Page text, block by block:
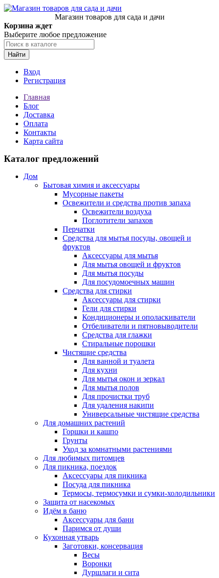
Магазин товаров для сада и дачи
Корзина ждет
Выберите любое предложение
Найти
Вход
Регистрация
Главная
Блог
Доставка
Оплата
Контакты
Карта сайта
Каталог предложений
Дом
Бытовая химия и аксессуары
Мусорные пакеты
Освежители и средства против запаха
Освежители воздуха
Поглотители запахов
Перчатки
Средства для мытья посуды, овощей и
фруктов
Аксессуары для мытья
Для мытья овощей и фруктов
Для мытья посуды
Для посудомоечных машин
Средства для стирки
Аксессуары для стирки
Гели для стирки
Кондиционеры и ополаскиватели
Отбеливатели и пятновыводители
Средства для глажки
Стиральные порошки
Чистящие средства
Для ванной и туалета
Для кухни
Для мытья окон и зеркал
Для мытья полов
Для прочистки труб
Для удаления накипи
Универсальные чистящие средства
Для домашних растений
Горшки и кашпо
Грунты
Уход за комнатными растениями
Для любимых питомцев
Для пикника, поездок
Аксессуары для пикника
Посуда для пикника
Термосы, термосумки и сумки-холодильники
Защита от насекомых
Идём в баню
Аксессуары для бани
Паримся от души
Кухонная утварь
Заготовки, консервация
Весы
Воронки
Дуршлаги и сита